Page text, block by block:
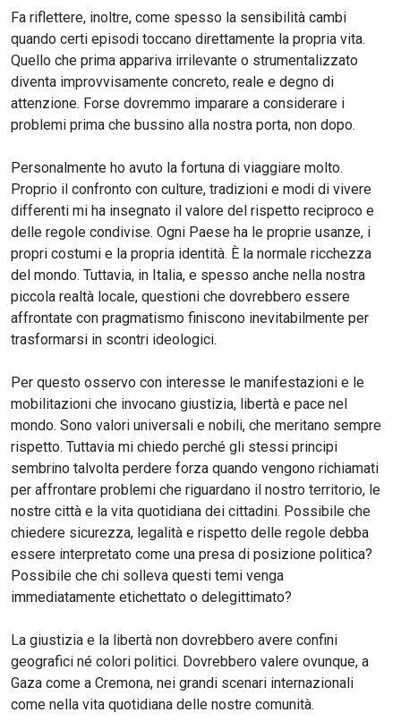
Fa riflettere, inoltre, come spesso la sensibilità cambi
quando certi episodi toccano direttamente la propria vita.
Quello che prima appariva irrilevante o strumentalizzato
diventa improvvisamente concreto, reale e degno di
attenzione. Forse dovremmo imparare a considerare i
problemi prima che bussino alla nostra porta, non dopo.
Personalmente ho avuto la fortuna di viaggiare molto.
Proprio il confronto con culture, tradizioni e modi di vivere
differenti mi ha insegnato il valore del rispetto reciproco e
delle regole condivise. Ogni Paese ha le proprie usanze, i
propri costumi e la propria identità. È la normale ricchezza
del mondo. Tuttavia, in Italia, e spesso anche nella nostra
piccola realtà locale, questioni che dovrebbero essere
affrontate con pragmatismo finiscono inevitabilmente per
trasformarsi in scontri ideologici.
Per questo osservo con interesse le manifestazioni e le
mobilitazioni che invocano giustizia, libertà e pace nel
mondo. Sono valori universali e nobili, che meritano sempre
rispetto. Tuttavia mi chiedo perché gli stessi principi
sembrino talvolta perdere forza quando vengono richiamati
per affrontare problemi che riguardano il nostro territorio, le
nostre città e la vita quotidiana dei cittadini. Possibile che
chiedere sicurezza, legalità e rispetto delle regole debba
essere interpretato come una presa di posizione politica?
Possibile che chi solleva questi temi venga
immediatamente etichettato o delegittimato?
La giustizia e la libertà non dovrebbero avere confini
geografici né colori politici. Dovrebbero valere ovunque, a
Gaza come a Cremona, nei grandi scenari internazionali
come nella vita quotidiana delle nostre comunità.